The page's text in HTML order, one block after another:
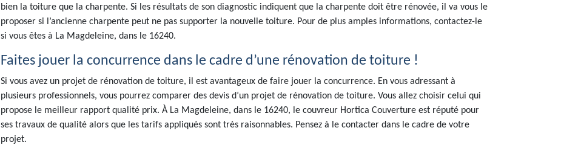
bien la toiture que la charpente. Si les résultats de son diagnostic indiquent que la charpente doit être rénovée, il va vous le
proposer si l’ancienne charpente peut ne pas supporter la nouvelle toiture. Pour de plus amples informations, contactez-le
si vous êtes à La Magdeleine, dans le 16240.
Faites jouer la concurrence dans le cadre d’une rénovation de toiture !
Si vous avez un projet de rénovation de toiture, il est avantageux de faire jouer la concurrence. En vous adressant à
plusieurs professionnels, vous pourrez comparer des devis d’un projet de rénovation de toiture. Vous allez choisir celui qui
propose le meilleur rapport qualité prix. À La Magdeleine, dans le 16240, le couvreur Hortica Couverture est réputé pour
ses travaux de qualité alors que les tarifs appliqués sont très raisonnables. Pensez à le contacter dans le cadre de votre
projet.